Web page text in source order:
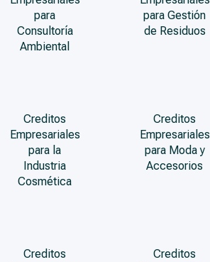
para
Consultoría
Ambiental
para Gestión
de Residuos
Creditos
Empresariales
para la
Industria
Cosmética
Creditos
Empresariales
para Moda y
Accesorios
Creditos
Creditos